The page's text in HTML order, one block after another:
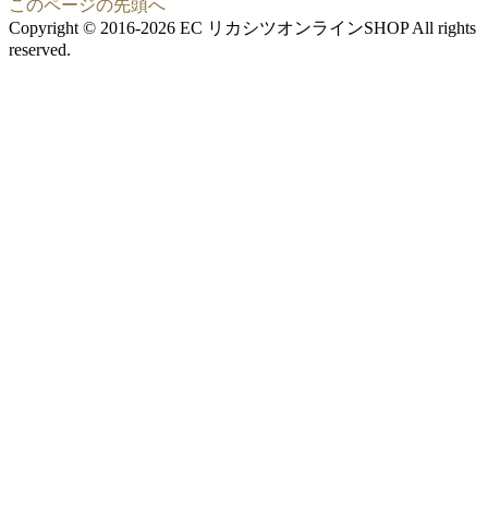
このページの先頭へ
Copyright © 2016-2026 EC リカシツオンラインSHOP All rights
reserved.